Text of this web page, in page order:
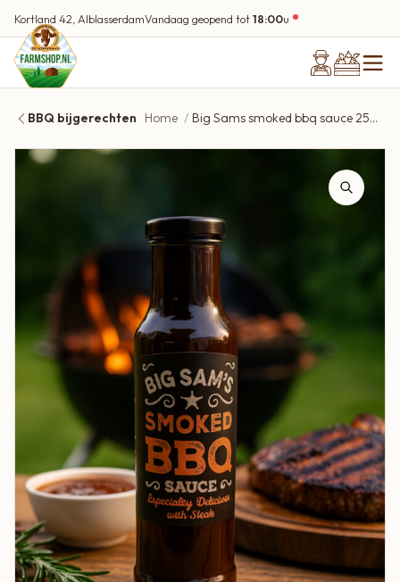
Kortland 42, AlblasserdamVandaag geopend tot18:00u
BBQ bijgerechten Home Big Sams smoked bbq sauce 250 ml